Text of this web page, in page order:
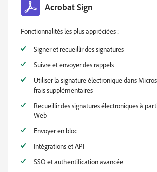
Acrobat Sign
Fonctionnalités les plus appréciées :
Signer et recueillir des signatures
Suivre et envoyer des rappels
Utiliser la signature électronique dans
frais supplémentaires
Recueillir des signatures électroniques à
Web
Envoyer en bloc
Intégrations et API
SSO et authentification avancée